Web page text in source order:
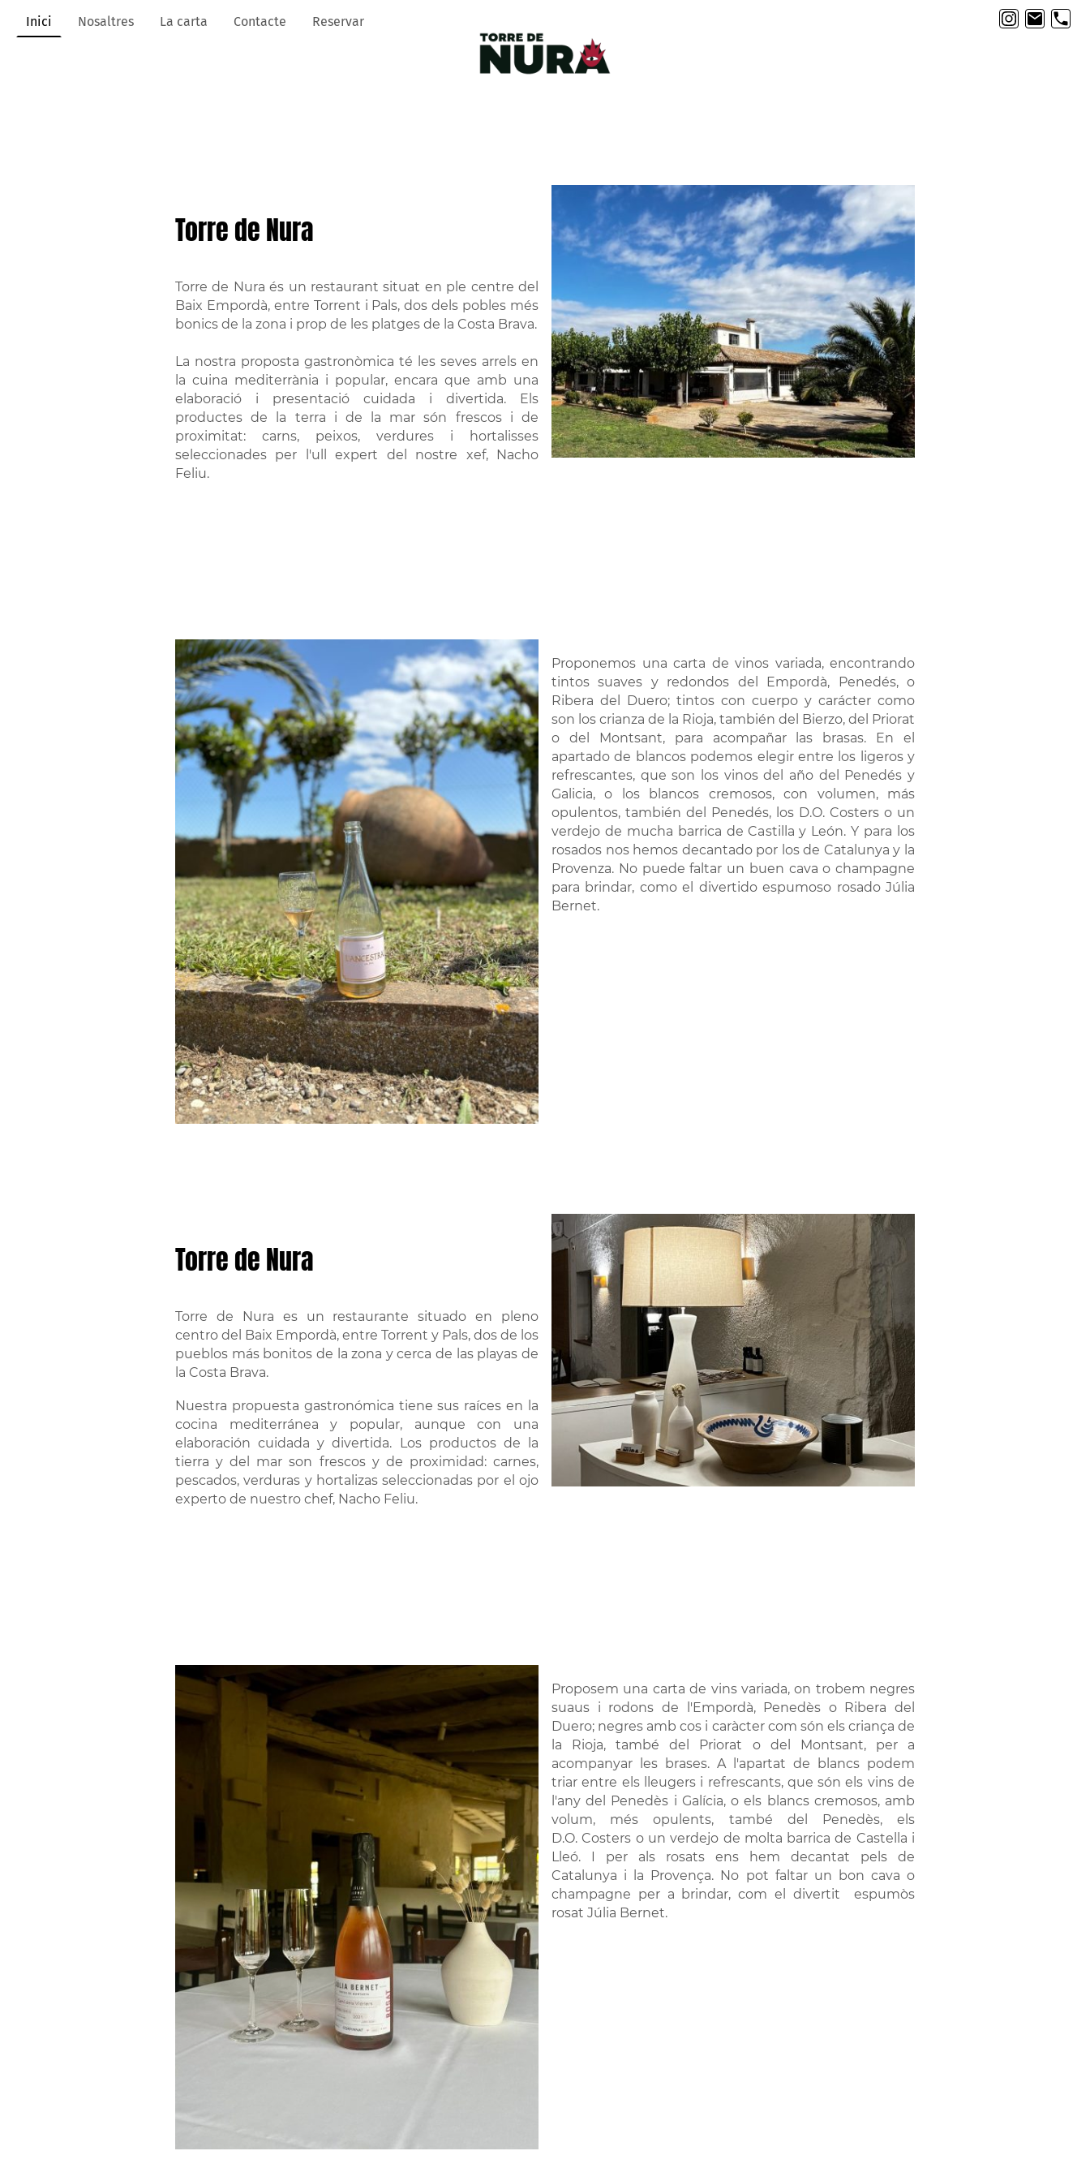
Inici Nosaltres La carta Contacte Reservar
Torre de Nura
Torre de Nura és un restaurant situat en ple centre del
Baix Empordà, entre Torrent i Pals, dos dels pobles més
bonics de la zona i prop de les platges de la Costa Brava.
La nostra proposta gastronòmica té les seves arrels en
la cuina mediterrània i popular, encara que amb una
elaboració i presentació cuidada i divertida. Els
productes de la terra i de la mar són frescos i de
proximitat: carns, peixos, verdures i hortalisses
seleccionades per l'ull expert del nostre xef, Nacho
Feliu.
Proponemos una carta de vinos variada, encontrando
tintos suaves y redondos del Empordà, Penedés, o
Ribera del Duero; tintos con cuerpo y carácter como
son los crianza de la Rioja, también del Bierzo, del Priorat
o del Montsant, para acompañar las brasas. En el
apartado de blancos podemos elegir entre los ligeros y
refrescantes, que son los vinos del año del Penedés y
Galicia, o los blancos cremosos, con volumen, más
opulentos, también del Penedés, los D.O. Costers o un
verdejo de mucha barrica de Castilla y León. Y para los
rosados nos hemos decantado por los de Catalunya y la
Provenza. No puede faltar un buen cava o champagne
para brindar, como el divertido espumoso rosado Júlia
Bernet.
Torre de Nura
Torre de Nura es un restaurante situado en pleno
centro del Baix Empordà, entre Torrent y Pals, dos de los
pueblos más bonitos de la zona y cerca de las playas de
la Costa Brava.
Nuestra propuesta gastronómica tiene sus raíces en la
cocina mediterránea y popular, aunque con una
elaboración cuidada y divertida. Los productos de la
tierra y del mar son frescos y de proximidad: carnes,
pescados, verduras y hortalizas seleccionadas por el ojo
experto de nuestro chef, Nacho Feliu.
Proposem una carta de vins variada, on trobem negres
suaus i rodons de l'Empordà, Penedès o Ribera del
Duero; negres amb cos i caràcter com són els criança de
la Rioja, també del Priorat o del Montsant, per a
acompanyar les brases. A l'apartat de blancs podem
triar entre els lleugers i refrescants, que són els vins de
l'any del Penedès i Galícia, o els blancs cremosos, amb
volum, més opulents, també del Penedès, els
D.O. Costers o un verdejo de molta barrica de Castella i
Lleó. I per als rosats ens hem decantat pels de
Catalunya i la Provença. No pot faltar un bon cava o
champagne per a brindar, com el divertit espumòs
rosat Júlia Bernet.